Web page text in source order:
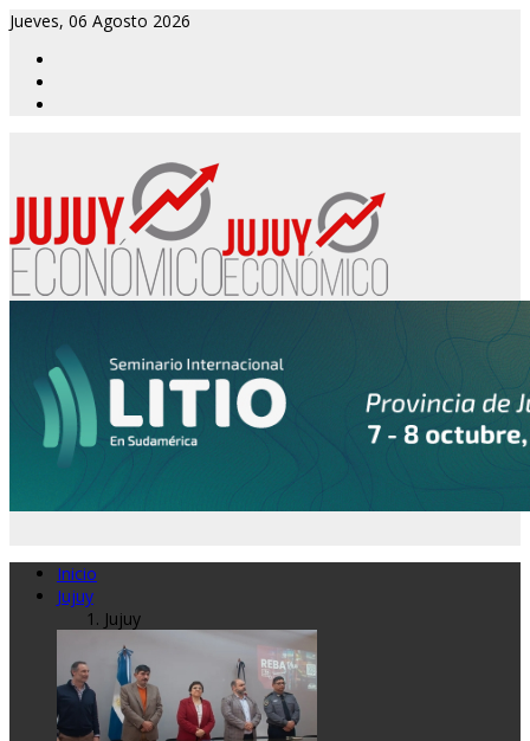
Jueves, 06 Agosto 2026
Inicio
Jujuy
Jujuy